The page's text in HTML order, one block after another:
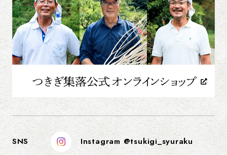
SNS Instagram @tsukigi_syuraku